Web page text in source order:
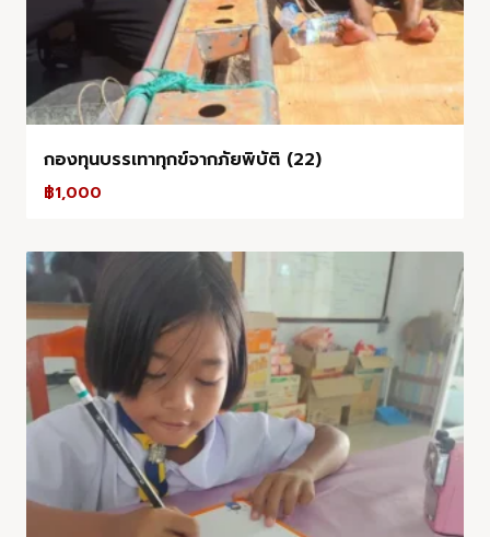
กองทุนบรรเทาทุกข์จากภัยพิบัติ (22)
฿1,000